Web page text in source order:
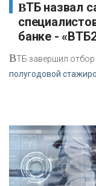
ВТБ назвал самые популярные среди IT-
банке -
ВТБ завершил отбор
полугодовой